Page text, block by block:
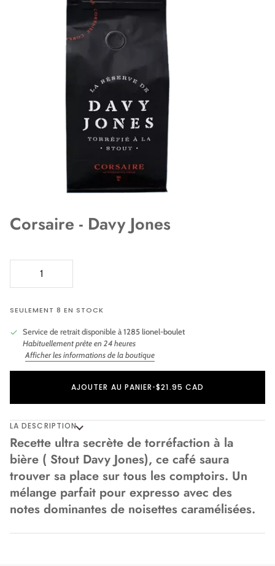
Corsaire - Davy Jones
SEULEMENT 8 EN STOCK
Service de retrait disponible à1285 lionel-boulet
Habituellement prête en 24 heures
Afficher les informations de la boutique
AJOUTER AU PANIER•$21.95 CAD
LA DESCRIPTION
Recette ultra secrète de torréfaction à la
bière ( Stout Davy Jones), ce café saura
trouver sa place sur tous les comptoirs. Un
mélange parfait pour expresso avec des
notes dominantes de noisettes caramélisées.